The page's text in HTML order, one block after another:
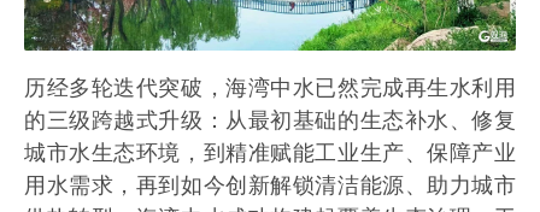
历经多轮迭代突破，海湾中水已然完成再生水利用
的三级跨越式升级：从最初基础的生态补水、修复
城市水生态环境，到精准赋能工业生产、保障产业
用水需求，再到如今创新解锁清洁能源、助力城市